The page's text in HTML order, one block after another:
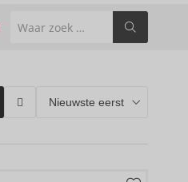
Bestseller(6)